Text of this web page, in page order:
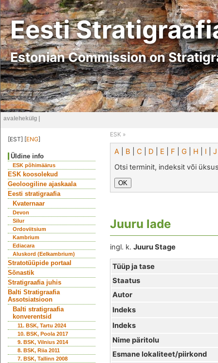
Eesti
Estonian Commission on
avalehekülg
[EST] [ENG]
Üldine info
ESK põhimäärus
ESK koosolekud
Geoloogiline ajaskaala
Eesti stratigraafia
Kvaternaar
Devon
Silur
Ordoviitsium
Kambrium
Ediacara
Aluskord (Eelkambrium)
Stratotüüpide portaal
Sõnastik
Stratigraafia juhis
Balti Stratigraafia
Assotsiatsioon
Balti stratigraafia
konverentsid
11. BSK, Tartu 2024
10. BSK, Poola 2017
9. BSK, Vilnius 2014
8. BSK, Riia 2011
7. BSK, Tallinn 2008
ESK »
A B C D E F G H I J
Otsi terminit, indeksit või
Juuru lade
ingl. k. Juuru Stage
Tüüp ja tase
Staatus
Autor
Indeks
Indeks
Nime päritolu
Esmane lokaliteet/piirkond